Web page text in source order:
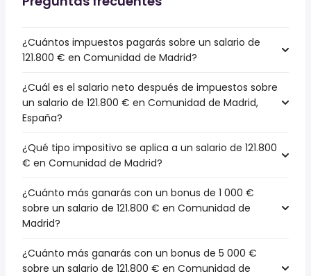
¿Cuántos impuestos pagarás sobre un salario de
121.800 € en Comunidad de Madrid?
¿Cuál es el salario neto después de impuestos sobre
un salario de 121.800 € en Comunidad de Madrid,
España?
¿Qué tipo impositivo se aplica a un salario de 121.800
€ en Comunidad de Madrid?
¿Cuánto más ganarás con un bonus de 1 000 €
sobre un salario de 121.800 € en Comunidad de
Madrid?
¿Cuánto más ganarás con un bonus de 5 000 €
sobre un salario de 121.800 € en Comunidad de